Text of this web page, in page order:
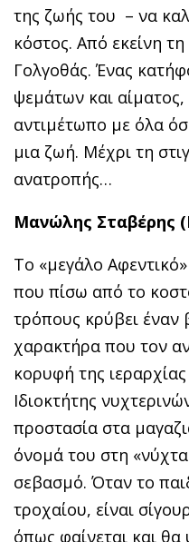
της ζωής του – να
κόστος. Από εκείνη
Γολγοθάς. Ένας
ψεμάτων και
αντιμέτωπο με όλα
μια ζωή. Μέχρι τη
ανατροπής…
Μανώλης Σταβέρης
Το «μεγάλο
που πίσω από το
τρόπους κρύβει έναν
χαρακτήρα που τον
κορυφή της
Ιδιοκτήτης
προστασία στα
όνομά του στη
σεβασμό. Όταν το
τροχαίου, είναι
όπως φαίνεται και